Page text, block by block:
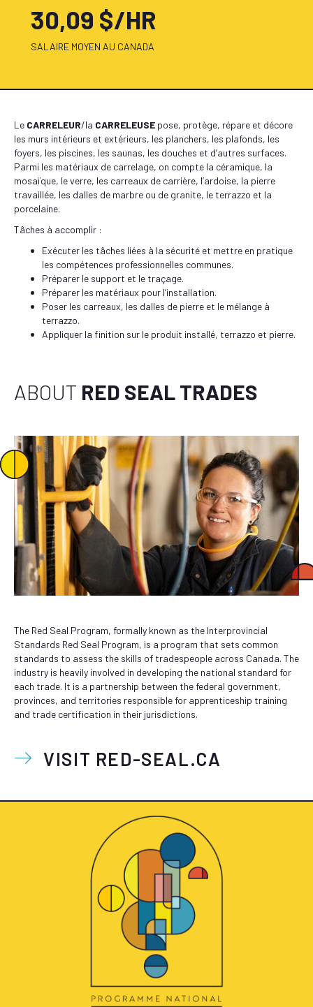
30,09 $/HR
SALAIRE MOYEN AU CANADA
Le CARRELEUR/la CARRELEUSE pose, protège, répare et décore
les murs intérieurs et extérieurs, les planchers, les plafonds, les
foyers, les piscines, les saunas, les douches et d’autres surfaces.
Parmi les matériaux de carrelage, on compte la céramique, la
mosaïque, le verre, les carreaux de carrière, l’ardoise, la pierre
travaillée, les dalles de marbre ou de granite, le terrazzo et la
porcelaine.
Tâches à accomplir :
Exécuter les tâches liées à la sécurité et mettre en pratique
les compétences professionnelles communes.
Préparer le support et le traçage.
Préparer les matériaux pour l’installation.
Poser les carreaux, les dalles de pierre et le mélange à
terrazzo.
Appliquer la finition sur le produit installé, terrazzo et pierre.
ABOUT RED SEAL TRADES
The Red Seal Program, formally known as the Interprovincial
Standards Red Seal Program, is a program that sets common
standards to assess the skills of tradespeople across Canada. The
industry is heavily involved in developing the national standard for
each trade. It is a partnership between the federal government,
provinces, and territories responsible for apprenticeship training
and trade certification in their jurisdictions.
VISIT RED-SEAL.CA